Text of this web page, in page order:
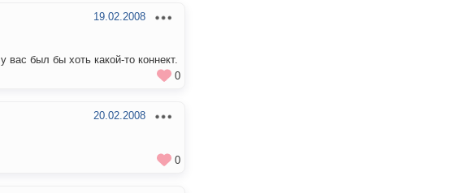
19.02.2008
был бы хоть какой-то коннект.
0
20.02.2008
0